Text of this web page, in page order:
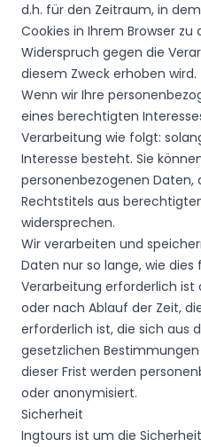
d.h. für den Zeitraum, in
Cookies in Ihrem Browser zu
Widerspruch gegen die
diesem Zweck erhoben wird.
Wenn wir Ihre
eines berechtigten
Verarbeitung wie folgt:
Interesse besteht. Sie
personenbezogenen Daten,
Rechtstitels aus
widersprechen.
Wir verarbeiten und
Daten nur so lange, wie dies
Verarbeitung erforderlich
oder nach Ablauf der Zeit,
erforderlich ist, die sich aus
gesetzlichen
dieser Frist werden
oder anonymisiert.
Sicherheit
Ingtours ist um die